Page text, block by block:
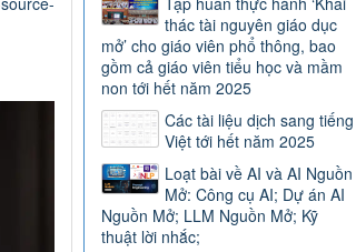
thác tài nguyên giáo dục
mở’ cho giáo viên phổ thông, bao
gồm cả giáo viên tiểu học và mầm
non tới hết năm 2025
Các tài liệu dịch sang tiếng
Việt tới hết năm 2025
Loạt bài về AI và AI Nguồn
Mở: Công cụ AI; Dự án AI
Nguồn Mở; LLM Nguồn Mở; Kỹ
thuật lời nhắc;